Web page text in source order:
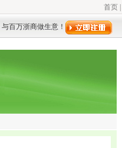
首页
百万浙商做生意！